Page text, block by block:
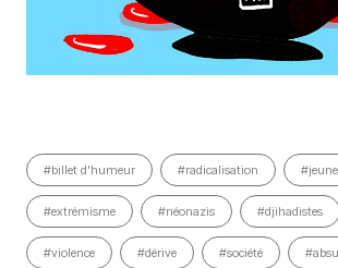
#billet d'humeur #radicalisation
#extrémisme #néonazis #djihadistes
#violence #dérive #société